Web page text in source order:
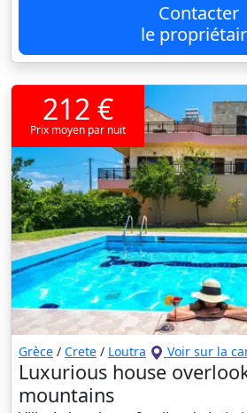
Contacter
le
212 €
Prix moyen par nuit
Grèce / Crete / Loutra Voir sur la
Luxurious house
mountains